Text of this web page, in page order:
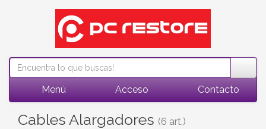
Menú Acceso Contacto
Cables Alargadores (6 art.)